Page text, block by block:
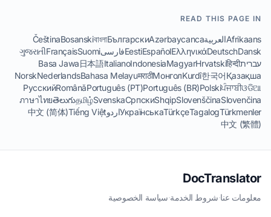
READ THIS PAGE IN
AfrikaansالعربيةAzərbaycanca
Български
বাংলা
Bosanski
Čeština
Dansk
Deutsch
Ελληνικά
Español
EestiفارسیSuomi
Français
ગુજરાતી
עבריתहिन्दी
Hrvatski
Magyar
Indonesia
Italiano
日本語
Basa Jawa
Қазақша
한국어
Kurdî
Монгол
मराठी
Bahasa Melayu
Nederlands
Norsk
ଓଡିଆ
ਪੰਜਾਬੀ
Polski
Português (BR)
Português (PT)
Română
Русский
Slovenčina
Slovenščina
Shqip
Српски
Svenska
தமிழ்
తెలుగు
ภาษาไทย
Türkmenler
Tagalog
Türkçe
УкраїнськаاردوTiếng Việt
中文 (简体)
中文 (繁體)
DocTranslator
معلومات عنا·شروط الخدمة·سياسة الخصوصية